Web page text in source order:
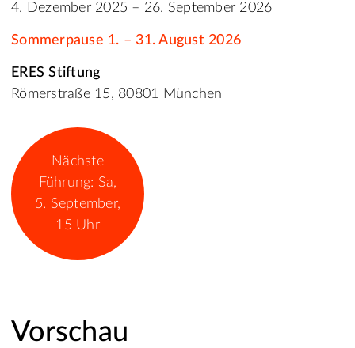
4. Dezember 2025 – 26. September 2026
Sommerpause 1. – 31. August 2026
ERES Stiftung
Römerstraße 15, 80801 München
Nächste
Führung: Sa,
5. September,
15 Uhr
Vorschau